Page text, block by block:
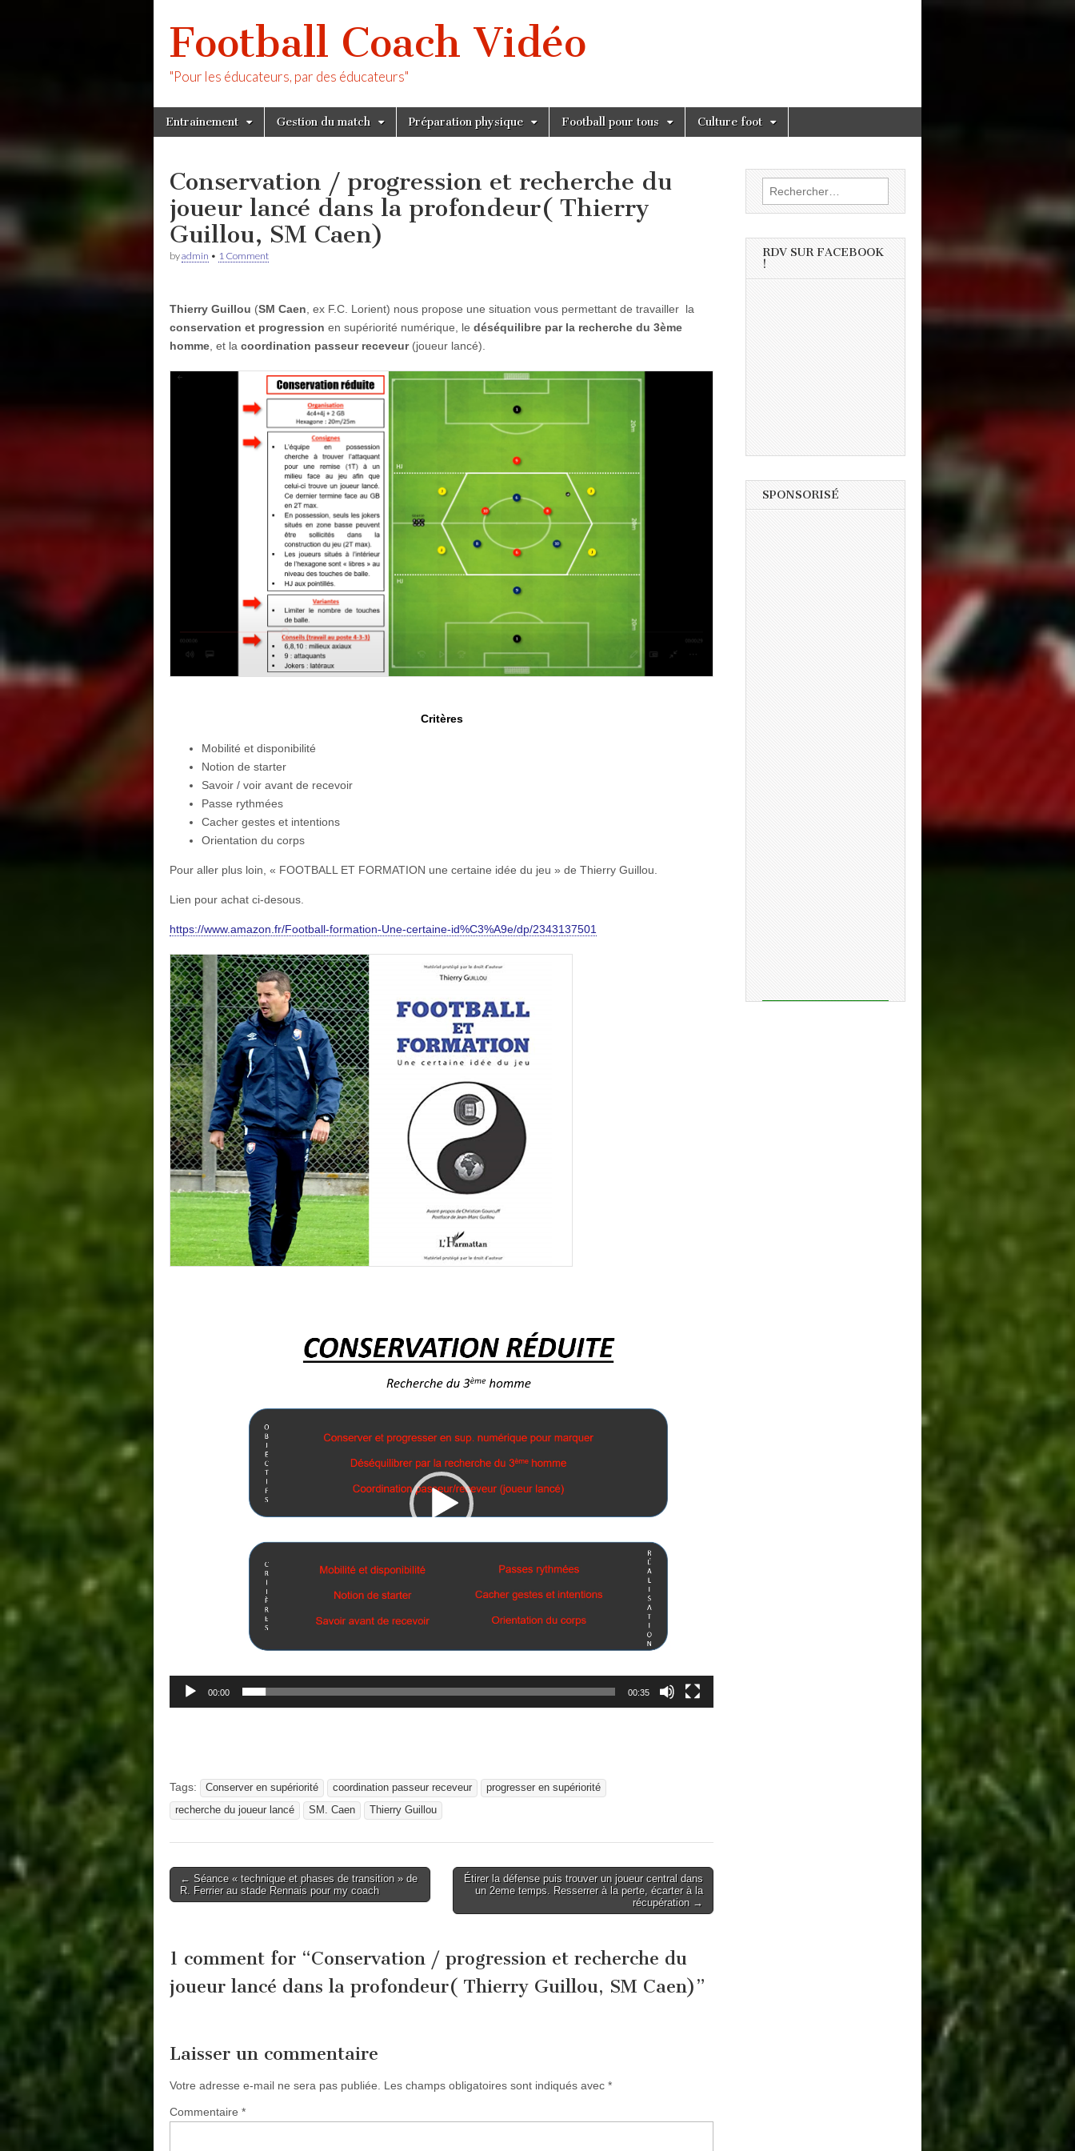
Football Coach Vidéo
"Pour les éducateurs, par des éducateurs"
Main
menu
Skip
Entrainement Gestion du match Préparation physique Football pour tous Culture foot
Conservation / progression et recherche du
joueur lancé dans la profondeur( Thierry
Guillou, SM Caen)
byadmin • 1 Comment
Thierry Guillou (SM Caen , ex F.C. Lorient) nous propose une situation vous permettant de travailler la
conservation et progression en supériorité numérique, le déséquilibre par la recherche du 3ème
homme , et la coordination passeur receveur(joueur lancé).
Critères
Mobilité et disponibilité
Notion de starter
Savoir / voir avant de recevoir
Passe rythmées
Cacher gestes et intentions
Orientation du corps
Pour aller plus loin, « FOOTBALL ET FORMATION une certaine idée du jeu » de Thierry Guillou.
Lien pour achat ci-desous.
https://www.amazon.fr/Football-formation-Une-certaine-id%C3%A9e/dp/2343137501
00:00 00:35
Tags: Conserver en supériorité coordination passeur receveur
progresser en supériorité
recherche du joueur lancé
SM. Caen Thierry Guillou
Post
navigation
← Séance « technique et phases de transition » de
R. Ferrier au stade Rennais pour my coach
Étirer la défense puis trouver un joueur central dans
un 2eme temps. Resserrer à la perte, écarter à la
récupération →
1 comment for “Conservation / progression et recherche du
joueur lancé dans la profondeur( Thierry Guillou, SM Caen)”
Laisser un commentaire
Votre adresse e-mail ne sera pas publiée. Les champs obligatoires sont indiqués avec *
Commentaire *
Rechercher :
RDV SUR FACEBOOK
!
SPONSORISÉ